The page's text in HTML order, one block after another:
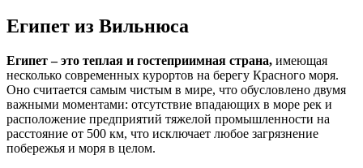
Египет из Вильнюса
Египет – это теплая и гостеприимная страна, имеющая
несколько современных курортов на берегу Красного моря.
Оно считается самым чистым в мире, что обусловлено двумя
важными моментами: отсутствие впадающих в море рек и
расположение предприятий тяжелой промышленности на
расстояние от 500 км, что исключает любое загрязнение
побережья и моря в целом.